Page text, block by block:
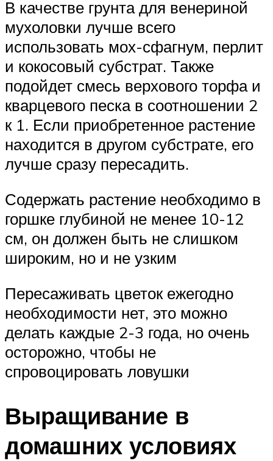
В качестве грунта для венериной
мухоловки лучше всего
использовать мох-сфагнум, перлит
и кокосовый субстрат. Также
подойдет смесь верхового торфа и
кварцевого песка в соотношении 2
к 1. Если приобретенное растение
находится в другом субстрате, его
лучше сразу пересадить.
Содержать растение необходимо в
горшке глубиной не менее 10-12
см, он должен быть не слишком
широким, но и не узким
Пересаживать цветок ежегодно
необходимости нет, это можно
делать каждые 2-3 года, но очень
осторожно, чтобы не
спровоцировать ловушки
Выращивание в
домашних условиях